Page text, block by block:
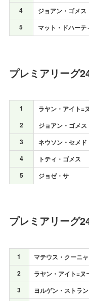
4 ジョアン・ゴメス
5 マット・ドハーテ
プレミアリーグ
1 ラヤン・アイト=
2 ジョアン・ゴメス
3 ネウソン・セメド
4 トティ・ゴメス
5 ジョゼ・サ
プレミアリーグ
1 マテウス・クーニャ
2 ラヤン・アイト=ヌ
3 ヨルゲン・ストラ